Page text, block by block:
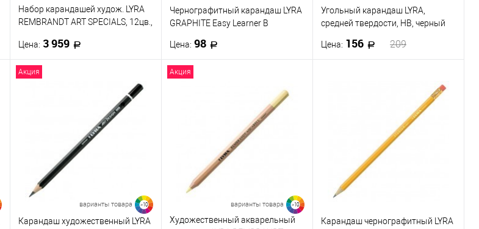
Набор карандашей худож. LYRA
REMBRANDT ART SPECIALS, 12цв.,
Цена: 3 959
К сравнению
Чернографитный карандаш LYRA
GRAPHITE Easy Learner B
Цена: 98
К сравнению
В наличии
Угольный карандаш LYRA,
средней твердости, НВ, черный
Цена: 156 209
К сравнению
Акция
варианты товара >10
Карандаш художественный LYRA
Акция
варианты товара >10
Художественный акварельный
Карандаш чернографитный LYRA